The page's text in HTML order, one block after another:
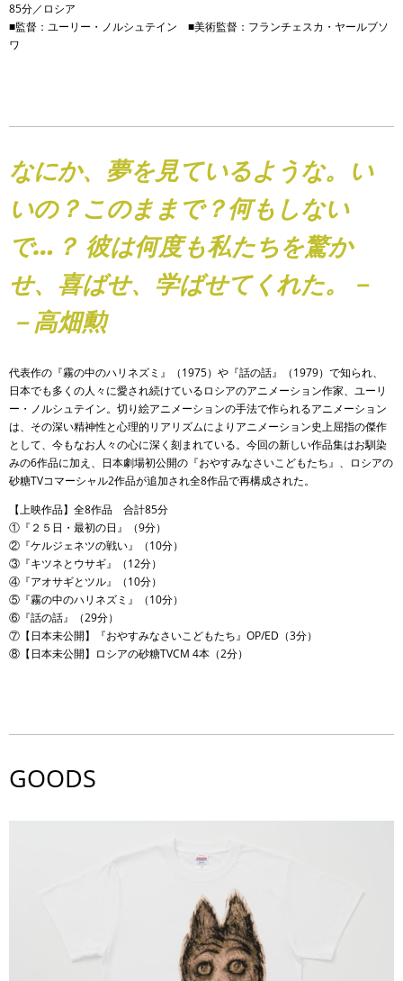
85分／ロシア
■監督：ユーリー・ノルシュテイン ■美術監督：フランチェスカ・ヤールブソ
ワ
なにか、夢を見ているような。い
いの？このままで？何もしない
で…？ 彼は何度も私たちを驚か
せ、喜ばせ、学ばせてくれた。
－
－高畑勲
代表作の『霧の中のハリネズミ』（1975）や『話の話』（1979）で知られ、
日本でも多くの人々に愛され続けているロシアのアニメーション作家、ユーリ
ー・ノルシュテイン。切り絵アニメーションの手法で作られるアニメーション
は、その深い精神性と心理的リアリズムによりアニメーション史上屈指の傑作
として、今もなお人々の心に深く刻まれている。今回の新しい作品集はお馴染
みの6作品に加え、日本劇場初公開の『おやすみなさいこどもたち』、ロシアの
砂糖TVコマーシャル2作品が追加され全8作品で再構成された。
【上映作品】全8作品 合計85分
①『２５日・最初の日』（9分）
②『ケルジェネツの戦い』（10分）
③『キツネとウサギ』（12分）
④『アオサギとツル』（10分）
⑤『霧の中のハリネズミ』（10分）
⑥『話の話』（29分）
⑦【日本未公開】『おやすみなさいこどもたち』OP/ED（3分）
⑧【日本未公開】ロシアの砂糖TVCM 4本（2分）
GOODS